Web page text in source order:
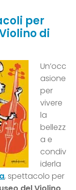
per
di
Un’occ
asione
per
vivere
la
bellezz
a e
condiv
iderla
, spettacolo per